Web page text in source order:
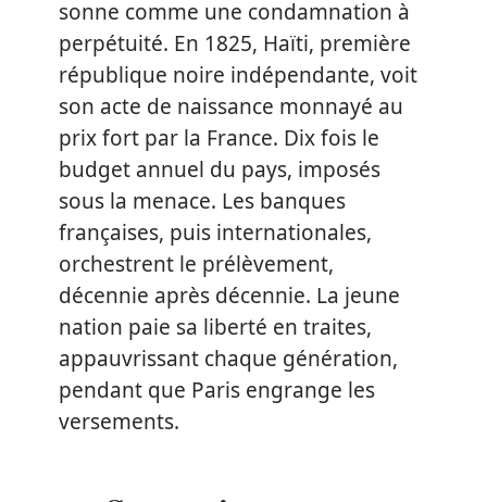
sonne comme une condamnation à
perpétuité. En 1825, Haïti, première
république noire indépendante, voit
son acte de naissance monnayé au
prix fort par la France. Dix fois le
budget annuel du pays, imposés
sous la menace. Les banques
françaises, puis internationales,
orchestrent le prélèvement,
décennie après décennie. La jeune
nation paie sa liberté en traites,
appauvrissant chaque génération,
pendant que Paris engrange les
versements.